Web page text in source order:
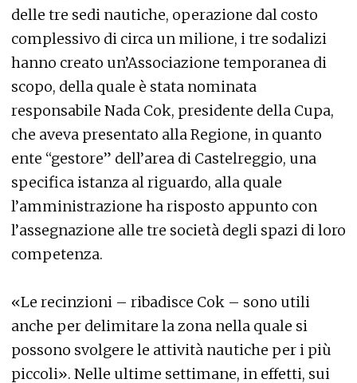
delle tre sedi nautiche, operazione dal costo
complessivo di circa un milione, i tre sodalizi
hanno creato un’Associazione temporanea di
scopo, della quale è stata nominata
responsabile Nada Cok, presidente della Cupa,
che aveva presentato alla Regione, in quanto
ente “gestore” dell’area di Castelreggio, una
specifica istanza al riguardo, alla quale
l’amministrazione ha risposto appunto con
l’assegnazione alle tre società degli spazi di loro
competenza.
«Le recinzioni – ribadisce Cok – sono utili
anche per delimitare la zona nella quale si
possono svolgere le attività nautiche per i più
piccoli». Nelle ultime settimane, in effetti, sui